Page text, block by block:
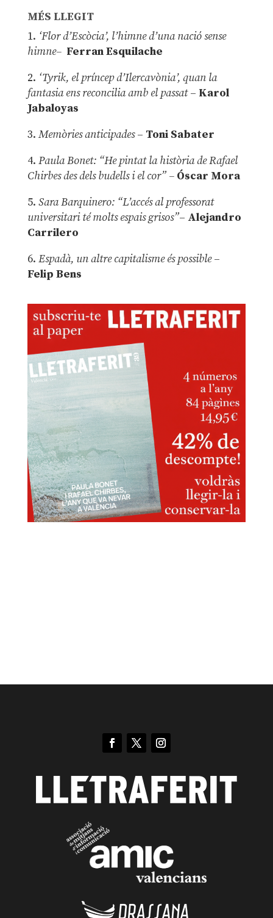
MÉS LLEGIT
1. ‘Flor d’Escòcia’, l’himne d’una nació sense
himne– Ferran Esquilache
2. ‘Tyrik, el príncep d’Ilercavònia’, quan la
fantasia ens reconcilia amb el passat– Karol
Jabaloyas
3. Memòries anticipades– Toni Sabater
4. Paula Bonet: “He pintat la història de Rafael
Chirbes des dels budells i el cor” –Óscar Mora
5. Sara Barquinero: “L’accés al professorat
universitari té molts espais grisos”– Alejandro
Carrilero
6. Espadà, un altre capitalisme és possible –
Felip Bens